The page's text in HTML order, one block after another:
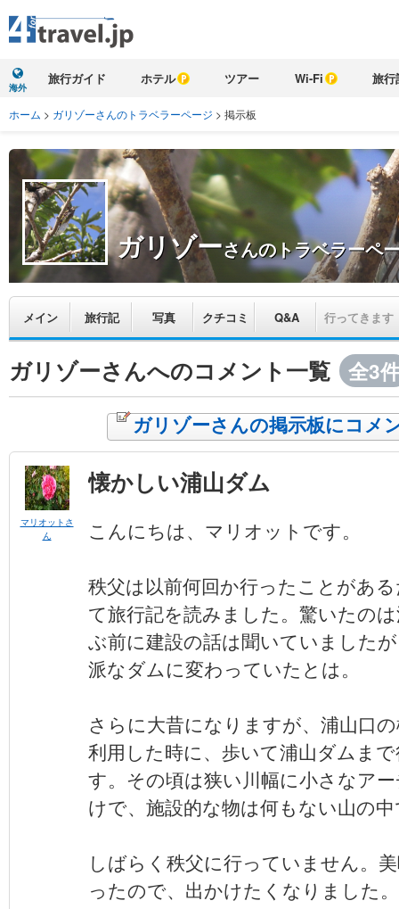
海外
旅行ガイド ホテル ツアー Wi-Fi 旅行
ホーム > ガリゾーさんのトラベラーページ > 掲示板
ガリゾーさんのトラベラーペ
メイン 旅行記 写真 クチコミ Q&A 行ってきます
ガリゾーさんへのコメント一覧 全3
ガリゾーさんの掲示板にコメ
マリオットさ
ん
懐かしい浦山ダム
こんにちは、マリオットです。
秩父は以前何回か行ったことがあ
て旅行記を読みました。驚いたの
ぶ前に建設の話は聞いていました
派なダムに変わっていたとは。
さらに大昔になりますが、浦山口
利用した時に、歩いて浦山ダムま
す。その頃は狭い川幅に小さなア
けで、施設的な物は何もない山の
しばらく秩父に行っていません。
ったので、出かけたくなりました。